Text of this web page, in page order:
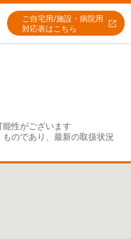
ご自宅用/施設・病院用
対応表はこちら
性がございます
のであり、最新の取扱状況